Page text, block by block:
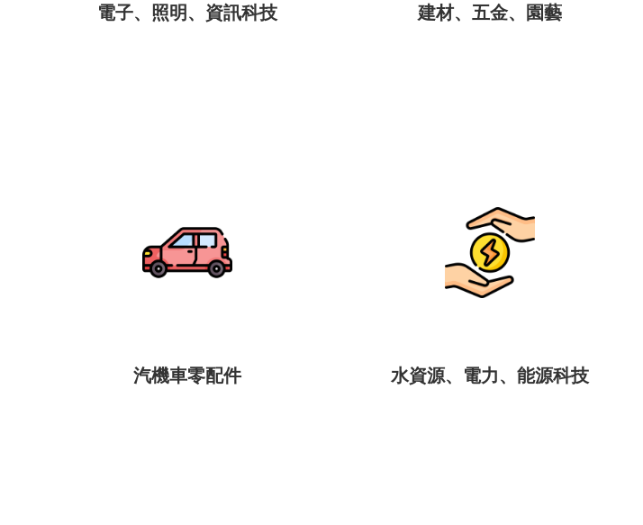
電子、照明、資訊科技 建材、五金、園藝
汽機車零配件 水資源、電力、能源科技